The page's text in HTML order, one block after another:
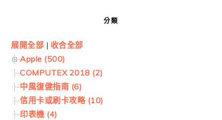
分類
展開全部 | 收合全部
Apple (500)
COMPUTEX 2018 (2)
中風復健指南 (6)
信用卡或刷卡攻略 (10)
印表機 (4)